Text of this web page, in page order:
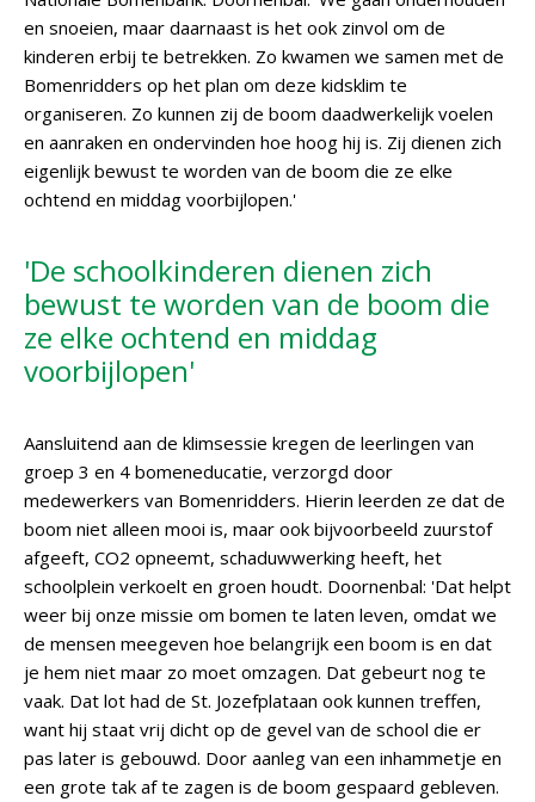
en snoeien, maar daarnaast is het ook zinvol om de
kinderen erbij te betrekken. Zo kwamen we samen met de
Bomenridders op het plan om deze kidsklim te
organiseren. Zo kunnen zij de boom daadwerkelijk voelen
en aanraken en ondervinden hoe hoog hij is. Zij dienen zich
eigenlijk bewust te worden van de boom die ze elke
ochtend en middag voorbijlopen.'
'De schoolkinderen dienen zich
bewust te worden van de boom die
ze elke ochtend en middag
voorbijlopen'
Aansluitend aan de klimsessie kregen de leerlingen van
groep 3 en 4 bomeneducatie, verzorgd door
medewerkers van Bomenridders. Hierin leerden ze dat de
boom niet alleen mooi is, maar ook bijvoorbeeld zuurstof
afgeeft, CO2 opneemt, schaduwwerking heeft, het
schoolplein verkoelt en groen houdt. Doornenbal: 'Dat helpt
weer bij onze missie om bomen te laten leven, omdat we
de mensen meegeven hoe belangrijk een boom is en dat
je hem niet maar zo moet omzagen. Dat gebeurt nog te
vaak. Dat lot had de St. Jozefplataan ook kunnen treffen,
want hij staat vrij dicht op de gevel van de school die er
pas later is gebouwd. Door aanleg van een inhammetje en
een grote tak af te zagen is de boom gespaard gebleven.